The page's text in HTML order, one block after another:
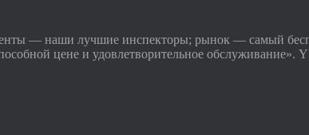
— наши лучшие инспекторы; рынок — самый
цене и удовлетворительное